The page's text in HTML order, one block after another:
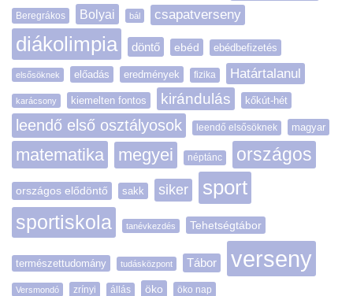
Beregrákos Bolyai bál csapatverseny
diákolimpia döntő ebéd ebédbefizetés
elsősöknek előadás eredmények fizika Határtalanul
karácsony kiemelten fontos kirándulás kőkút-hét
leendő első osztályosok leendő elsősöknek magyar
matematika megyei néptánc országos
országos elődöntő sakk siker sport
sportiskola tanévkezdés Tehetségtábor
természettudomány tudásközpont Tábor verseny
Versmondó zrínyi állás öko öko nap